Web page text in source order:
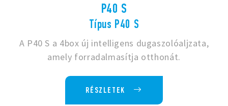
P40 S
Típus P40 S
A P40 S a 4box új intelligens dugaszolóaljzata,
amely forradalmasítja otthonát.
RÉSZLETEK